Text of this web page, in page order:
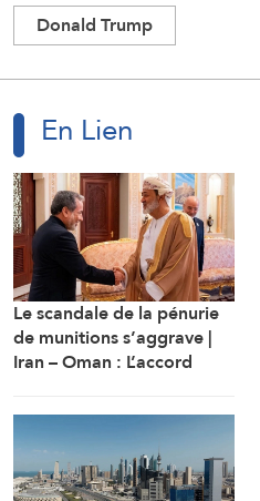
Donald Trump
En Lien
Le scandale de la pénurie
de munitions s’aggrave |
Iran – Oman : L’accord